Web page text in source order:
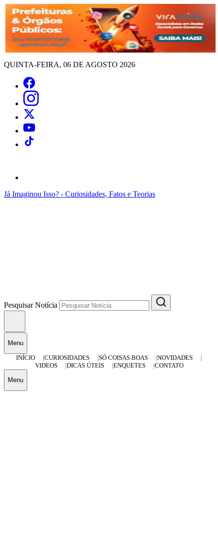
QUINTA-FEIRA, 06 DE AGOSTO 2026
Já Imaginou Isso? - Curiosidades, Fatos e Teorias
Pesquisar Notícia
Menu
INÍCIO
CURIOSIDADES SÓ COISAS BOAS
NOVIDADES
VIDEOS
DICAS ÚTEIS ENQUETES CONTATO
Menu